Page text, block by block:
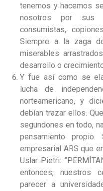
tenemos y hacemos
nosotros por sus
consumistas,
Siempre a la zaga
miserables
desarrollo o
Y fue así como se
lucha de
norteamericano, y
debían trazar ellos.
segundones en todo,
pensamiento
empresarial ARS que
Uslar Pietri:
entonces, nuestros
parecer a